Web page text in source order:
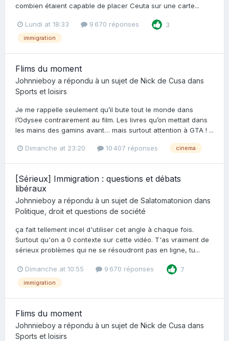
combien étaient capable de placer Ceuta sur une carte...
Lundi at 18:33 9 670 réponses 3
immigration
Flims du moment
Johnnieboy a répondu à un sujet de Nick de Cusa dans
Sports et loisirs
Je me rappelle seulement qu’il bute tout le monde dans
l’Odysee contrairement au film. Les livres qu’on mettait dans
les mains des gamins avant… mais surtout attention à GTA ! ...
Dimanche at 23:20 10 407 réponses cinema
[Sérieux] Immigration : questions et débats
libéraux
Johnnieboy a répondu à un sujet de Salatomatonion dans
Politique, droit et questions de société
ça fait tellement incel d'utiliser cet angle à chaque fois.
Surtout qu'on a 0 contexte sur cette vidéo. T'as vraiment de
sérieux problèmes qui ne se résoudront pas en ligne, tu...
Dimanche at 10:55 9 670 réponses 7
immigration
Flims du moment
Johnnieboy a répondu à un sujet de Nick de Cusa dans
Sports et loisirs